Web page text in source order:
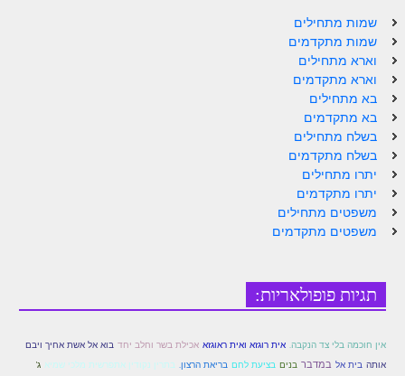
זוהר בהעלותך למתקדמים
זוהר שלח לך למתחילים
זוהר שלח לך למתקדמים
זוהר קורח למתחילים
זוהר קורח למתקדמים
חוקת למתחילים
חוקת מתקדמים
זוהר בלק למתקדמים
זוהר פנחס למתקדמים
שמות מתחילים
שמות מתקדמים
וארא מתחילים
וארא מתקדמים
בא מתחילים
בא מתקדמים
בשלח מתחילים
בשלח מתקדמים
יתרו מתחילים
יתרו מתקדמים
משפטים מתחילים
משפטים מתקדמים
תגיות פופולאריות:
אין חוכמה בלי צד הנקבה. אית רוגזא ואית ראוגזא אכילת בשר וחלב יחד בוא אל אשת אחיך ויבם
אותה בית אל במדבר בנים בציעת לחם בריאת הרצון. בתרין נקודין אתפרשית מלכי שמיא ג'